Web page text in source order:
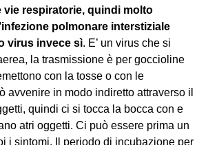
vie respiratorie, quindi molto
polmonare interstiziale
virus invece sì. E’ un virus che si
la trasmissione è per goccioline
con la tosse o con le
avvenire in modo indiretto attraverso il
quindi ci si tocca la bocca con e
atri oggetti. Ci può essere prima un
i sintomi. Il periodo di incubazione per